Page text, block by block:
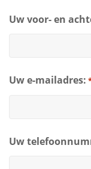
Uw voor- en
Uw e-mailadres:
Uw